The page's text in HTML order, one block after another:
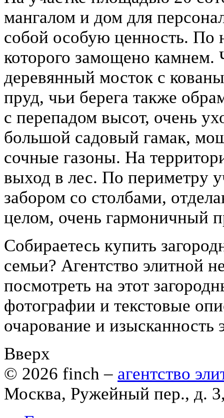
мангалом и дом для
собой особую ценность. По
которого замощено камнем.
деревянный мосток с
пруд, чьи берега также
с перепадом высот, очень
большой садовый гамак,
сочные газоны. На
выход в лес. По периметру
забором со столбами,
целом, очень гармоничный
Собираетесь купить
семьи? Агентство элитной
посмотреть на этот
фотографии и текстовые
очарование и изысканность
Вверх
© 2026 finch – агентство
Москва, Ружейный пер., д.